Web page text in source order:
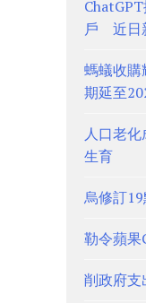
戶 近日
螞蟻收
期延至
人口老
生育
烏修訂19
勒令蘋果
削政府支